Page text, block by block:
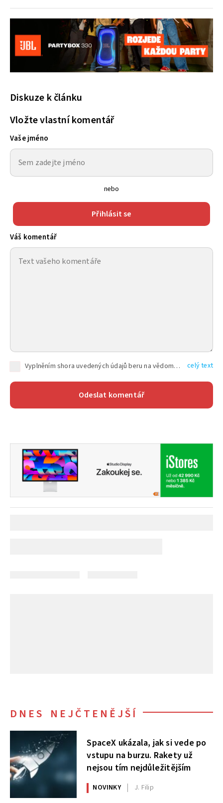
Diskuze k článku
Vložte vlastní komentář
Vaše jméno
nebo
Přihlásit se
Váš komentář
Vyplněním shora uvedených údajů beru na vědomí, že společnost TEXT FACTORY s.r.o., sídlem Brno, Durďákova 336/29, Černá Pole, PSČ: 613 00, IČ: 06157831, zapsané u Krajského soudu v Brně, oddíl C, vložka 100399, bude zpracovávat mé osobní údaje uvedené v rámci mnou vyplněného registračního formuláře na základě oprávněných zájmů TEXT FACTORY s.r.o. dle čl. 6 odst. 1 písm. f) GDPR a pro splnění právních povinností (čl. 6 odst. 1 písm. c) GDPR), a to pro tyto účely: nezbytnost zajistit oprávnění návštěvníka webových stránek provozovaných společností TEXT FACTORY s.r.o. přispívat aktivně ke zveřejněným článkům nebo v rámci diskusních fór a výkon práv TEXT FACTORY s.r.o. jako administrátora těchto diskusních fór. Více informací o zpracování osobních údajů a právech lze nalézt v celý text
DNES NEJČTENĚJŠÍ
SpaceX ukázala, jak si vede po
vstupu na burzu. Rakety už
nejsou tím nejdůležitějším
NOVINKY J. Filip